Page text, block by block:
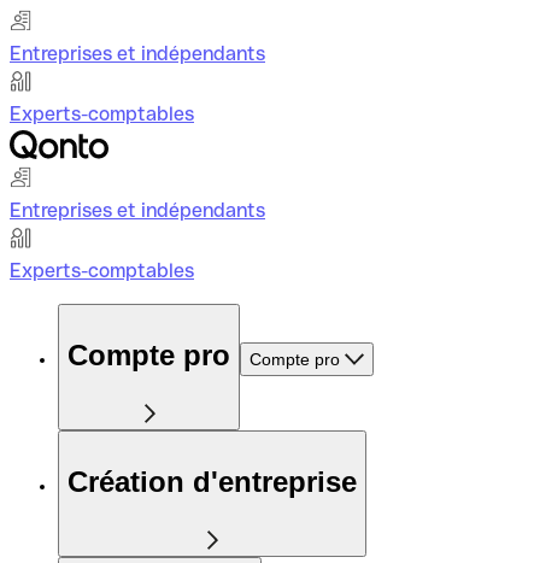
Entreprises et indépendants
Experts-comptables
Entreprises et indépendants
Experts-comptables
Compte pro Compte pro
Création d'entreprise